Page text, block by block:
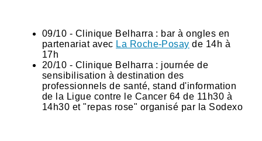
09/10 - Clinique Belharra : bar à ongles en
partenariat avec La Roche-Posay de 14h à
17h
20/10 - Clinique Belharra : journée de
sensibilisation à destination des
professionnels de santé, stand d'information
de la Ligue contre le Cancer 64 de 11h30 à
14h30 et "repas rose" organisé par la Sodexo